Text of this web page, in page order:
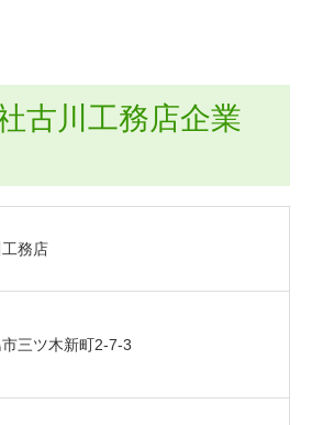
古川工務店企業
務店
三ツ木新町2-7-3